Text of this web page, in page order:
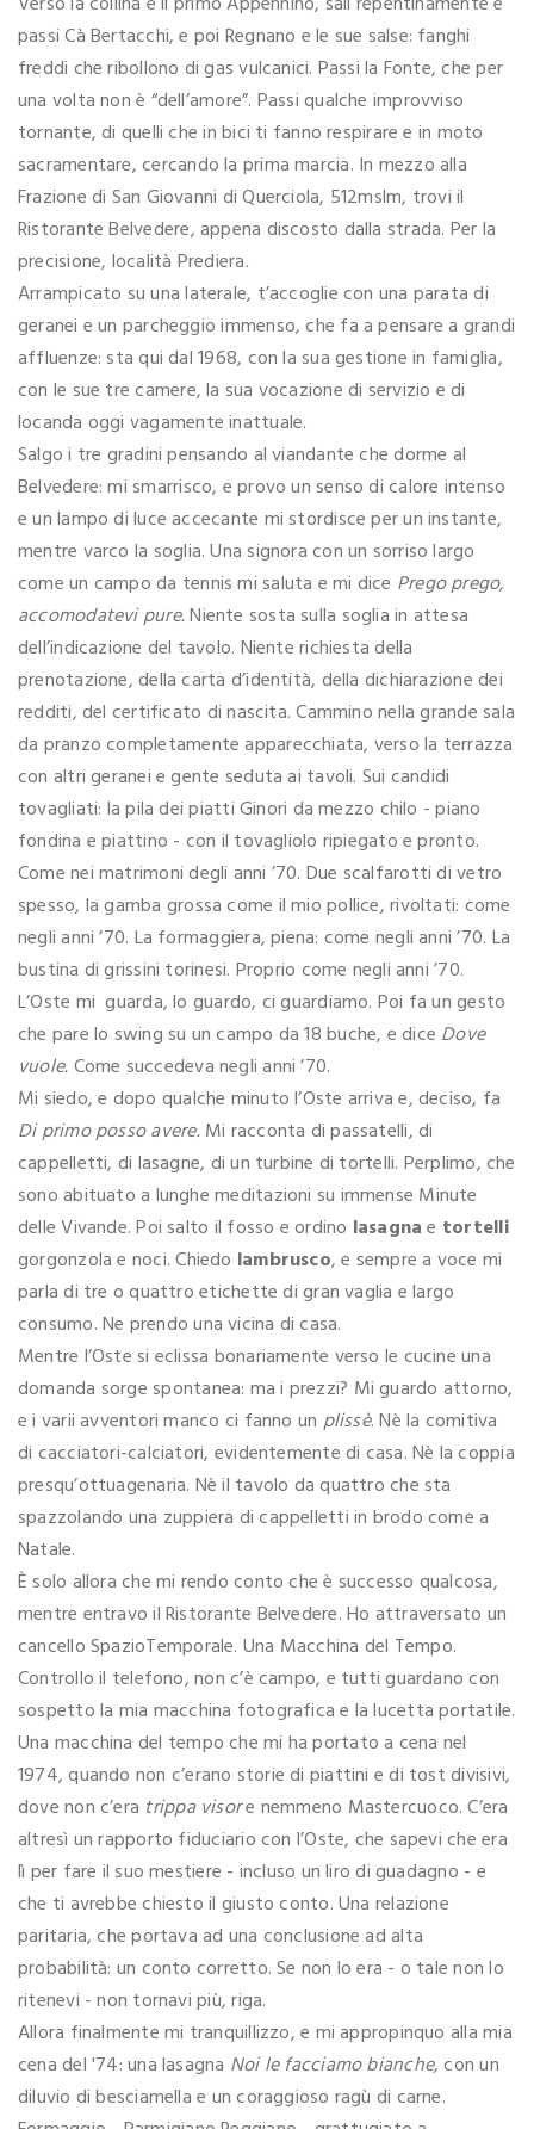
passi Cà Bertacchi, e poi Regnano e le sue salse: fanghi
freddi che ribollono di gas vulcanici. Passi la Fonte, che per
una volta non è “dell’amore”. Passi qualche improvviso
tornante, di quelli che in bici ti fanno respirare e in moto
sacramentare, cercando la prima marcia. In mezzo alla
Frazione di San Giovanni di Querciola, 512mslm, trovi il
Ristorante Belvedere, appena discosto dalla strada. Per la
precisione, località Prediera.
Arrampicato su una laterale, t’accoglie con una parata di
geranei e un parcheggio immenso, che fa a pensare a grandi
affluenze: sta qui dal 1968, con la sua gestione in famiglia,
con le sue tre camere, la sua vocazione di servizio e di
locanda oggi vagamente inattuale.
Salgo i tre gradini pensando al viandante che dorme al
Belvedere: mi smarrisco, e provo un senso di calore intenso
e un lampo di luce accecante mi stordisce per un instante,
mentre varco la soglia. Una signora con un sorriso largo
come un campo da tennis mi saluta e mi dice Prego prego,
accomodatevi pure.Niente sosta sulla soglia in attesa
dell’indicazione del tavolo. Niente richiesta della
prenotazione, della carta d’identità, della dichiarazione dei
redditi, del certificato di nascita. Cammino nella grande sala
da pranzo completamente apparecchiata, verso la terrazza
con altri geranei e gente seduta ai tavoli. Sui candidi
tovagliati: la pila dei piatti Ginori da mezzo chilo - piano
fondina e piattino - con il tovagliolo ripiegato e pronto.
Come nei matrimoni degli anni ’70. Due scalfarotti di vetro
spesso, la gamba grossa come il mio pollice, rivoltati: come
negli anni ’70. La formaggiera, piena: come negli anni ’70. La
bustina di grissini torinesi. Proprio come negli anni ’70.
L’Oste mi guarda, lo guardo, ci guardiamo. Poi fa un gesto
che pare lo swing su un campo da 18 buche, e dice Dove
vuole.Come succedeva negli anni ’70.
Mi siedo, e dopo qualche minuto l’Oste arriva e, deciso, fa
Di primo posso avere.Mi racconta di passatelli, di
cappelletti, di lasagne, di un turbine di tortelli. Perplimo, che
sono abituato a lunghe meditazioni su immense Minute
delle Vivande. Poi salto il fosso e ordino lasagnae tortelli
gorgonzola e noci. Chiedo lambrusco, e sempre a voce mi
parla di tre o quattro etichette di gran vaglia e largo
consumo. Ne prendo una vicina di casa.
Mentre l’Oste si eclissa bonariamente verso le cucine una
domanda sorge spontanea: ma i prezzi? Mi guardo attorno,
e i varii avventori manco ci fanno un plissè. Nè la comitiva
di cacciatori-calciatori, evidentemente di casa. Nè la coppia
presqu’ottuagenaria. Nè il tavolo da quattro che sta
spazzolando una zuppiera di cappelletti in brodo come a
Natale.
È solo allora che mi rendo conto che è successo qualcosa,
mentre entravo il Ristorante Belvedere. Ho attraversato un
cancello SpazioTemporale. Una Macchina del Tempo.
Controllo il telefono, non c’è campo, e tutti guardano con
sospetto la mia macchina fotografica e la lucetta portatile.
Una macchina del tempo che mi ha portato a cena nel
1974, quando non c’erano storie di piattini e di tost divisivi,
dove non c’era trippa visore nemmeno Mastercuoco. C’era
altresì un rapporto fiduciario con l’Oste, che sapevi che era
lì per fare il suo mestiere - incluso un liro di guadagno - e
che ti avrebbe chiesto il giusto conto. Una relazione
paritaria, che portava ad una conclusione ad alta
probabilità: un conto corretto. Se non lo era - o tale non lo
ritenevi - non tornavi più, riga.
Allora finalmente mi tranquillizzo, e mi appropinquo alla mia
cena del '74: una lasagna Noi le facciamo bianche,con un
diluvio di besciamella e un coraggioso ragù di carne.